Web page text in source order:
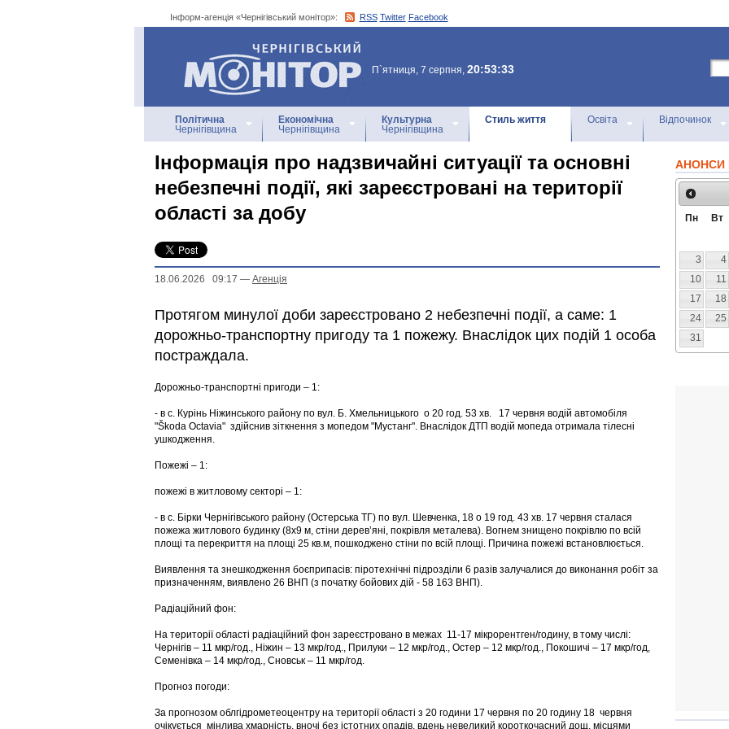
Інформ-агенція «Чернігівський монітор»: RSS Twitter Facebook
Інформ-агенція
«Чернігівський монітор»
П`ятниця, 7 серпня, 20:53:33
Політична
Чернігівщина
Економічна
Чернігівщина
Культурна
Чернігівщина
Стиль життя Освіта Відпочинок
Інформація про надзвичайні ситуації та основні
небезпечні події, які зареєстровані на території
області за добу
18.06.2026 09:17 — Агенцiя
Протягом минулої доби зареєстровано 2 небезпечні події, а саме: 1
дорожньо-транспортну пригоду та 1 пожежу. Внаслідок цих подій 1 особа
постраждала.
Дорожньо-транспортні пригоди – 1:
- в с. Курінь Ніжинського району по вул. Б. Хмельницького о 20 год. 53 хв. 17 червня водій автомобіля
"Škoda Octavia" здійснив зіткнення з мопедом "Мустанг". Внаслідок ДТП водій мопеда отримала тілесні
ушкодження.
Пожежі – 1:
пожежі в житловому секторі – 1:
- в с. Бірки Чернігівського району (Остерська ТГ) по вул. Шевченка, 18 о 19 год. 43 хв. 17 червня сталася
пожежа житлового будинку (8х9 м, стіни дерев’яні, покрівля металева). Вогнем знищено покрівлю по всій
площі та перекриття на площі 25 кв.м, пошкоджено стіни по всій площі. Причина пожежі встановлюється.
Виявлення та знешкодження боєприпасів: піротехнічні підрозділи 6 разів залучалися до виконання робіт за
призначенням, виявлено 26 ВНП (з початку бойових дій - 58 163 ВНП).
Радіаційний фон:
На території області радіаційний фон зареєстровано в межах 11-17 мікрорентген/годину, в тому числі:
Чернігів – 11 мкр/год., Ніжин – 13 мкр/год., Прилуки – 12 мкр/год., Остер – 12 мкр/год., Покошичі – 17 мкр/год,
Семенівка – 14 мкр/год., Сновськ – 11 мкр/год.
Прогноз погоди:
За прогнозом облгідрометеоцентру на території області з 20 години 17 червня по 20 годину 18 червня
очікується мінлива хмарність, вночі без істотних опадів, вдень невеликий короткочасний дощ, місцями
АНОНСИ
Пн Вт
3
4
10
11
17
18
24
25
31